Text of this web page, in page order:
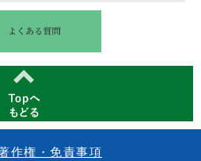
作権・免責事項